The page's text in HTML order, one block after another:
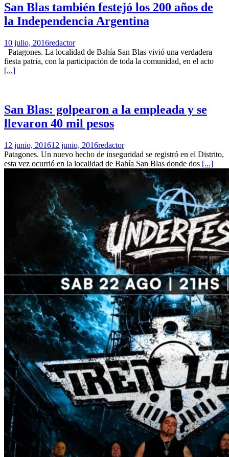
San Blas también festejó los 200 años de
la Independencia Argentina
10 julio, 2016redactor
Patagones. La localidad de Bahía San Blas vivió una verdadera
fiesta patria, con la participación de toda la comunidad, en el acto
[...]
San Blas: golpearon a la empleada y se
llevaron 40 mil pesos
12 junio, 201612 junio, 2016redactor
Patagones. Un nuevo hecho de inseguridad se registró en el Distrito,
esta vez ocurrió en la localidad de Bahía San Blas donde dos [...]